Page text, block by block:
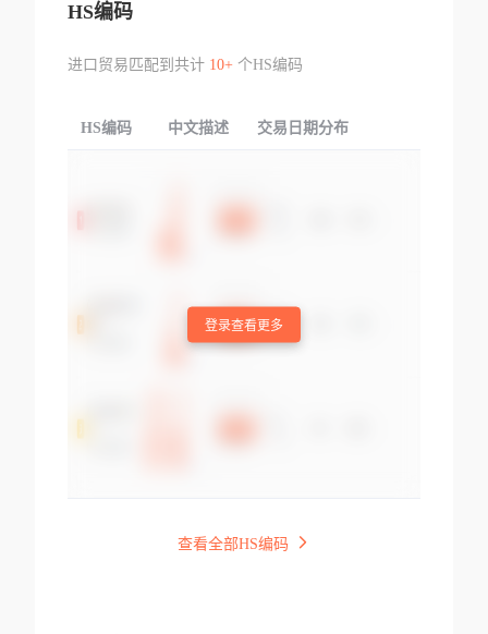
HS编码
进口贸易匹配到共计 10+个HS编码
HS编码 中文描述 交易日期分布
登录查看更多
查看全部HS编码